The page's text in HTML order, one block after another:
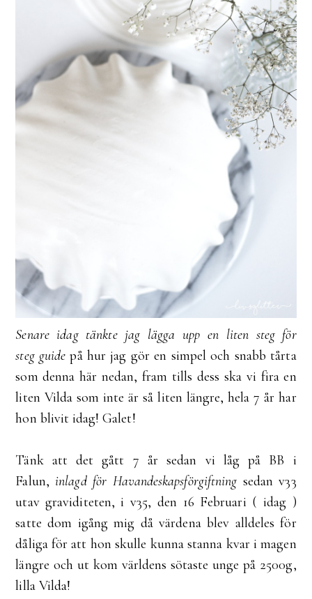
Senare idag tänkte jag lägga upp en liten steg för
steg guide på hur jag gör en simpel och snabb tårta
som denna här nedan, fram tills dess ska vi fira en
liten Vilda som inte är så liten längre, hela 7 år har
hon blivit idag! Galet!
Tänk att det gått 7 år sedan vi låg på BB i
Falun,inlagd för Havandeskapsförgiftning sedan v33
utav graviditeten, i v35, den 16 Februari ( idag )
satte dom igång mig då värdena blev alldeles för
dåliga för att hon skulle kunna stanna kvar i magen
längre och ut kom världens sötaste unge på 2500g,
lilla Vilda!